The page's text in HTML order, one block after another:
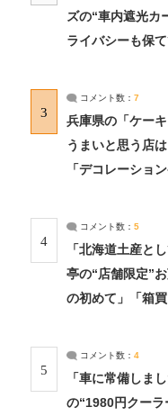
ズの“車内遮光
ライバシーも保
3
コメント数： 7
兵庫県の「ケー
うまいと思う店
「デコレーショ
4
コメント数： 5
「北海道土産と
亭の“店舗限定”
の初めて」「箱
5
コメント数： 4
「車に常備しま
の“1980円クー